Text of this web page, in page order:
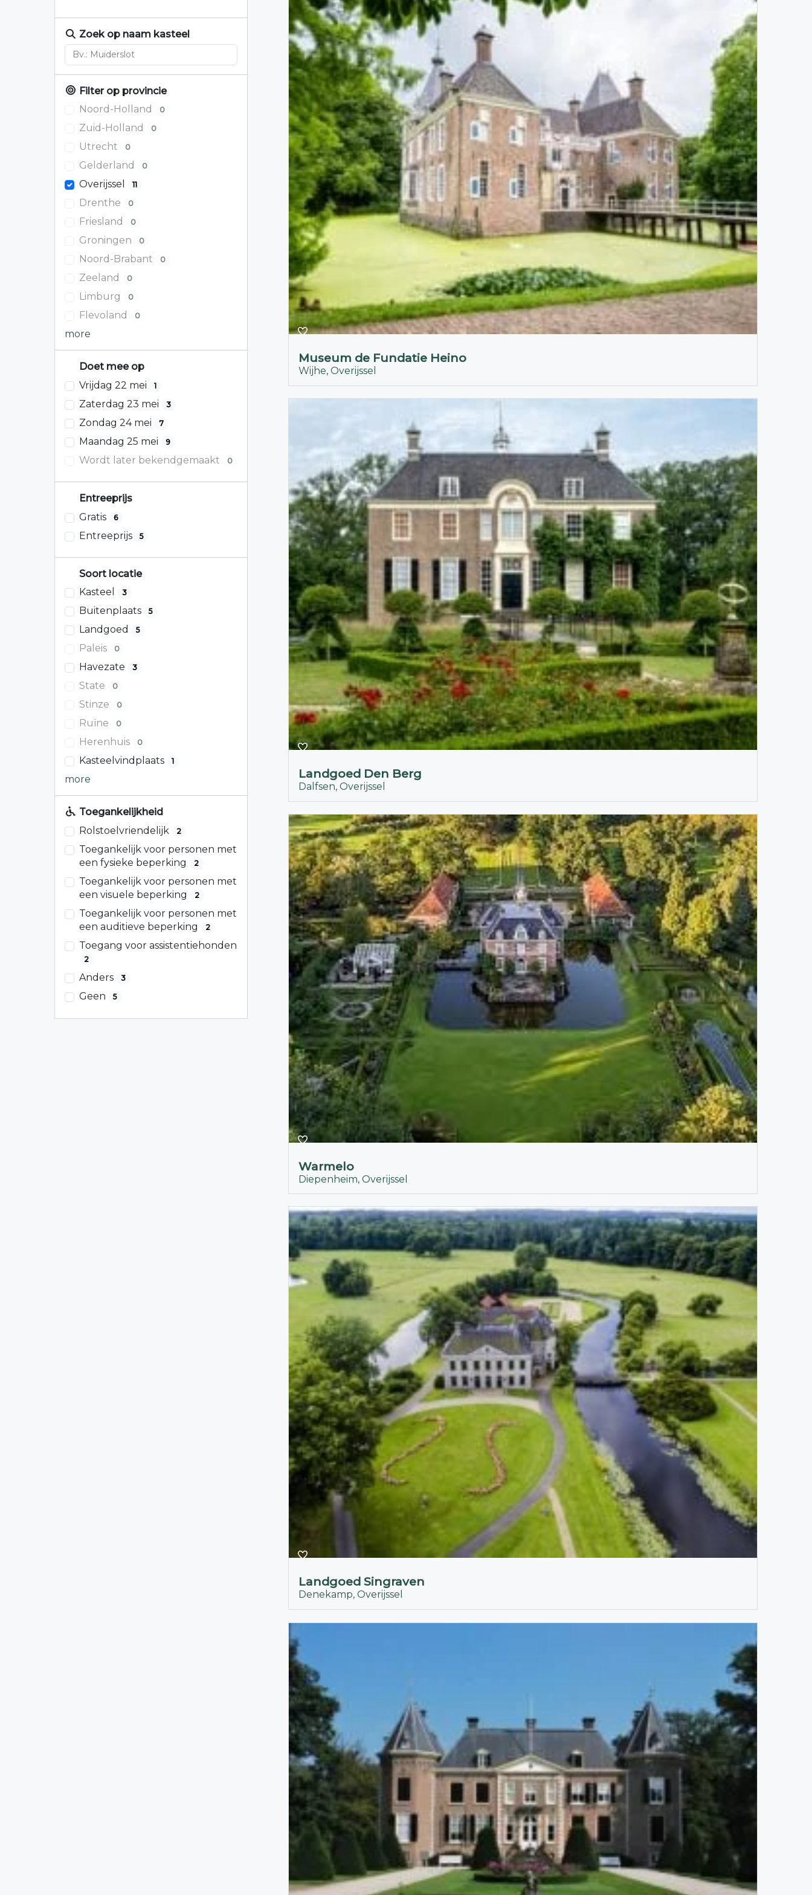
Zoek op naam kasteel
Filter op provincie
Noord-Holland
0
Zuid-Holland 0
Utrecht 0
Gelderland 0
Overijssel 11
Drenthe 0
Friesland 0
Groningen 0
Noord-Brabant 0
Zeeland 0
Limburg 0
Flevoland 0
more
Doet mee op
Vrijdag 22 mei
1
Zaterdag 23 mei 3
Zondag 24 mei 7
Maandag 25 mei 9
Wordt later bekendgemaakt 0
Entreeprijs
Gratis
6
Entreeprijs 5
Soort locatie
Kasteel
3
Buitenplaats 5
Landgoed 5
Paleis 0
Havezate 3
State 0
Stinze 0
Ruïne 0
Herenhuis 0
Kasteelvindplaats 1
more
Toegankelijkheid
Rolstoelvriendelijk
2
Toegankelijk voor personen met
een fysieke beperking
2
Toegankelijk voor personen met
een visuele beperking
2
Toegankelijk voor personen met
een auditieve beperking
2
Toegang voor assistentiehonden
2
Anders 3
Geen 5
Museum de Fundatie Heino
Wijhe, Overijssel
Landgoed Den Berg
Dalfsen, Overijssel
Warmelo
Diepenheim, Overijssel
Landgoed Singraven
Denekamp, Overijssel